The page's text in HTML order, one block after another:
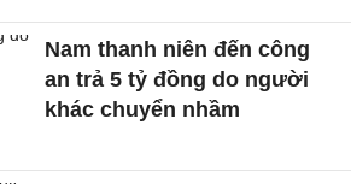
Nam thanh niên đến công
an trả 5 tỷ đồng do người
khác chuyển nhầm